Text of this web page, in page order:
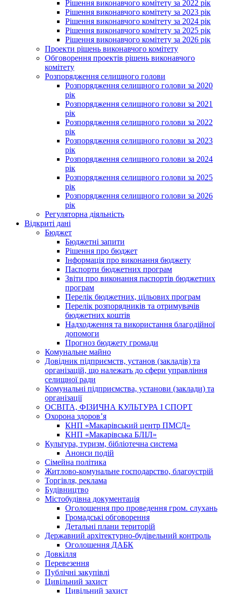
Рішення виконавчого комітету за 2022 рік
Рішення виконавчого комітету за 2023 рік
Рішення виконавчого комітету за 2024 рік
Рішення виконавчого комітету за 2025 рік
Рішення виконавчого комітету за 2026 рік
Проекти рішень виконавчого комітету
Обговорення проектів рішень виконавчого
комітету
Розпорядження селищного голови
Розпорядження селищного голови за 2020
рік
Розпорядження селищного голови за 2021
рік
Розпорядження селищного голови за 2022
рік
Розпорядження селищного голови за 2023
рік
Розпорядження селищного голови за 2024
рік
Розпорядження селищного голови за 2025
рік
Розпорядження селищного голови за 2026
рік
Регуляторна діяльність
Відкриті дані
Бюджет
Бюджетні запити
Рішення про бюджет
Інформація про виконання бюджету
Паспорти бюджетних програм
Звіти про виконання паспортів бюджетних
програм
Перелік бюджетних, цільових програм
Перелік розпорядників та отримувачів
бюджетних коштів
Надходження та використання благодійної
допомоги
Прогноз бюджету громади
Комунальне майно
Довідник підприємств, установ (закладів) та
організацій, що належать до сфери управління
селищної ради
Комунальні підприємства, установи (заклади) та
організації
ОСВІТА, ФІЗИЧНА КУЛЬТУРА І СПОРТ
Охорона здоров’я
КНП «Макарівський центр ПМСД»
КНП «Макарівська БЛІЛ»
Культура, туризм, бібліотечна система
Анонси подій
Сімейна політика
Житлово-комунальне господарство, благоустрій
Торгівля, реклама
Будівництво
Містобудівна документація
Оголошення про проведення гром. слухань
Громадські обговорення
Детальні плани територій
Державний архітектурно-будівельний контроль
Оголошення ДАБК
Довкілля
Перевезення
Публічні закупівлі
Цивільний захист
Цивільний захист